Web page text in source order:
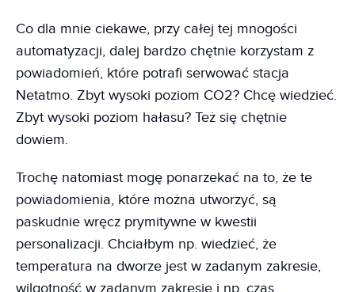
Co dla mnie ciekawe, przy całej tej mnogości
automatyzacji, dalej bardzo chętnie korzystam z
powiadomień, które potrafi serwować stacja
Netatmo. Zbyt wysoki poziom CO2? Chcę wiedzieć.
Zbyt wysoki poziom hałasu? Też się chętnie
dowiem.
Trochę natomiast mogę ponarzekać na to, że te
powiadomienia, które można utworzyć, są
paskudnie wręcz prymitywne w kwestii
personalizacji. Chciałbym np. wiedzieć, że
temperatura na dworze jest w zadanym zakresie,
wilgotność w zadanym zakresie i np. czas